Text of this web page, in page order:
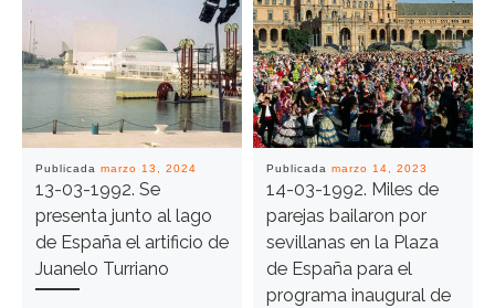
Publicada marzo 13, 2024
13-03-1992. Se
presenta junto al lago
de España el artificio de
Juanelo Turriano
Publicada marzo 14, 2023
14-03-1992. Miles de
parejas bailaron por
sevillanas en la Plaza
de España para el
programa inaugural de